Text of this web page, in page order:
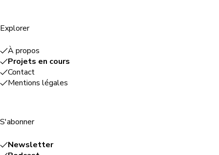
Explorer
À propos
Projets en cours
Contact
Mentions légales
S'abonner
Newsletter